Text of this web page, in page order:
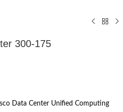
300-175
Data Center Unified Computing